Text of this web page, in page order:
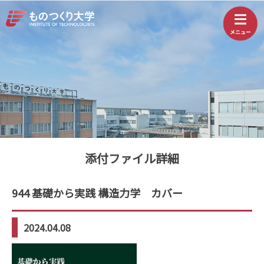
添付ファイル詳細
944 基礎から実践 構造力学 カバー
2024.04.08